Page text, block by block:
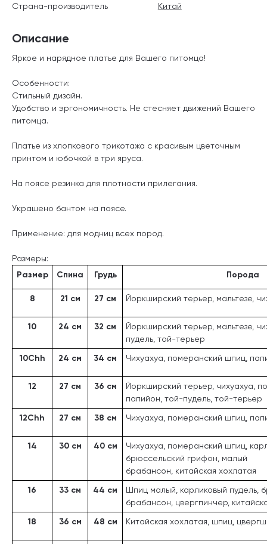
Описание
Яркое и нарядное платье для Вашего питомца!
Особенности:
Стильный дизайн.
Удобство и эргономичность. Не стесняет движений Вашего
питомца.
Платье из хлопкового трикотажа с красивым цветочным
принтом и юбочкой в три яруса.
На поясе резинка для плотности прилегания.
Украшено бантом на поясе.
Применение: для модниц всех пород.
Размеры:
Размер Спина Грудь Порода
8 21 см 27 см Йоркширский терьер, мальтезе,
10 24 см 32 см
Йоркширский терьер, мальтезе,
пудель, той-терьер
10Chh 24 см 34 см Чихуахуа, померанский шпиц,
12 27 см 36 см
Йоркширский терьер, чихуахуа,
папийон, той-пудель, той-терьер
12Chh 27 см 38 см Чихуахуа, померанский шпиц,
14 30 см 40 см
Чихуахуа, померанский шпиц,
брюссельский грифон, малый
брабансон, китайская хохлатая
16 33 см 44 см
Шпиц малый, карликовый пудель,
брабансон, цвергпинчер,
18 36 см 48 см Китайская хохлатая, шпиц,
Страна-производитель
Китай